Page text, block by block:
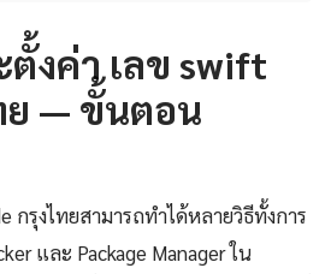
งค่า เลข swift
ย — ขั้นตอน
กรุงไทยสามารถทำได้หลายวิธีทั้งการ
และ Package Manager ใน